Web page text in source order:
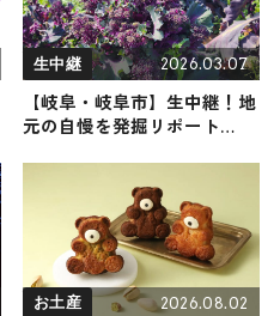
生中継 2026.03.07
【岐阜・岐阜市】生中継！地
元の自慢を発掘リポート
お土産 2026.08.02